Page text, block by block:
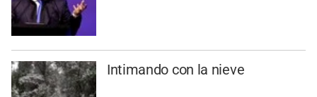
Intimando con la nieve